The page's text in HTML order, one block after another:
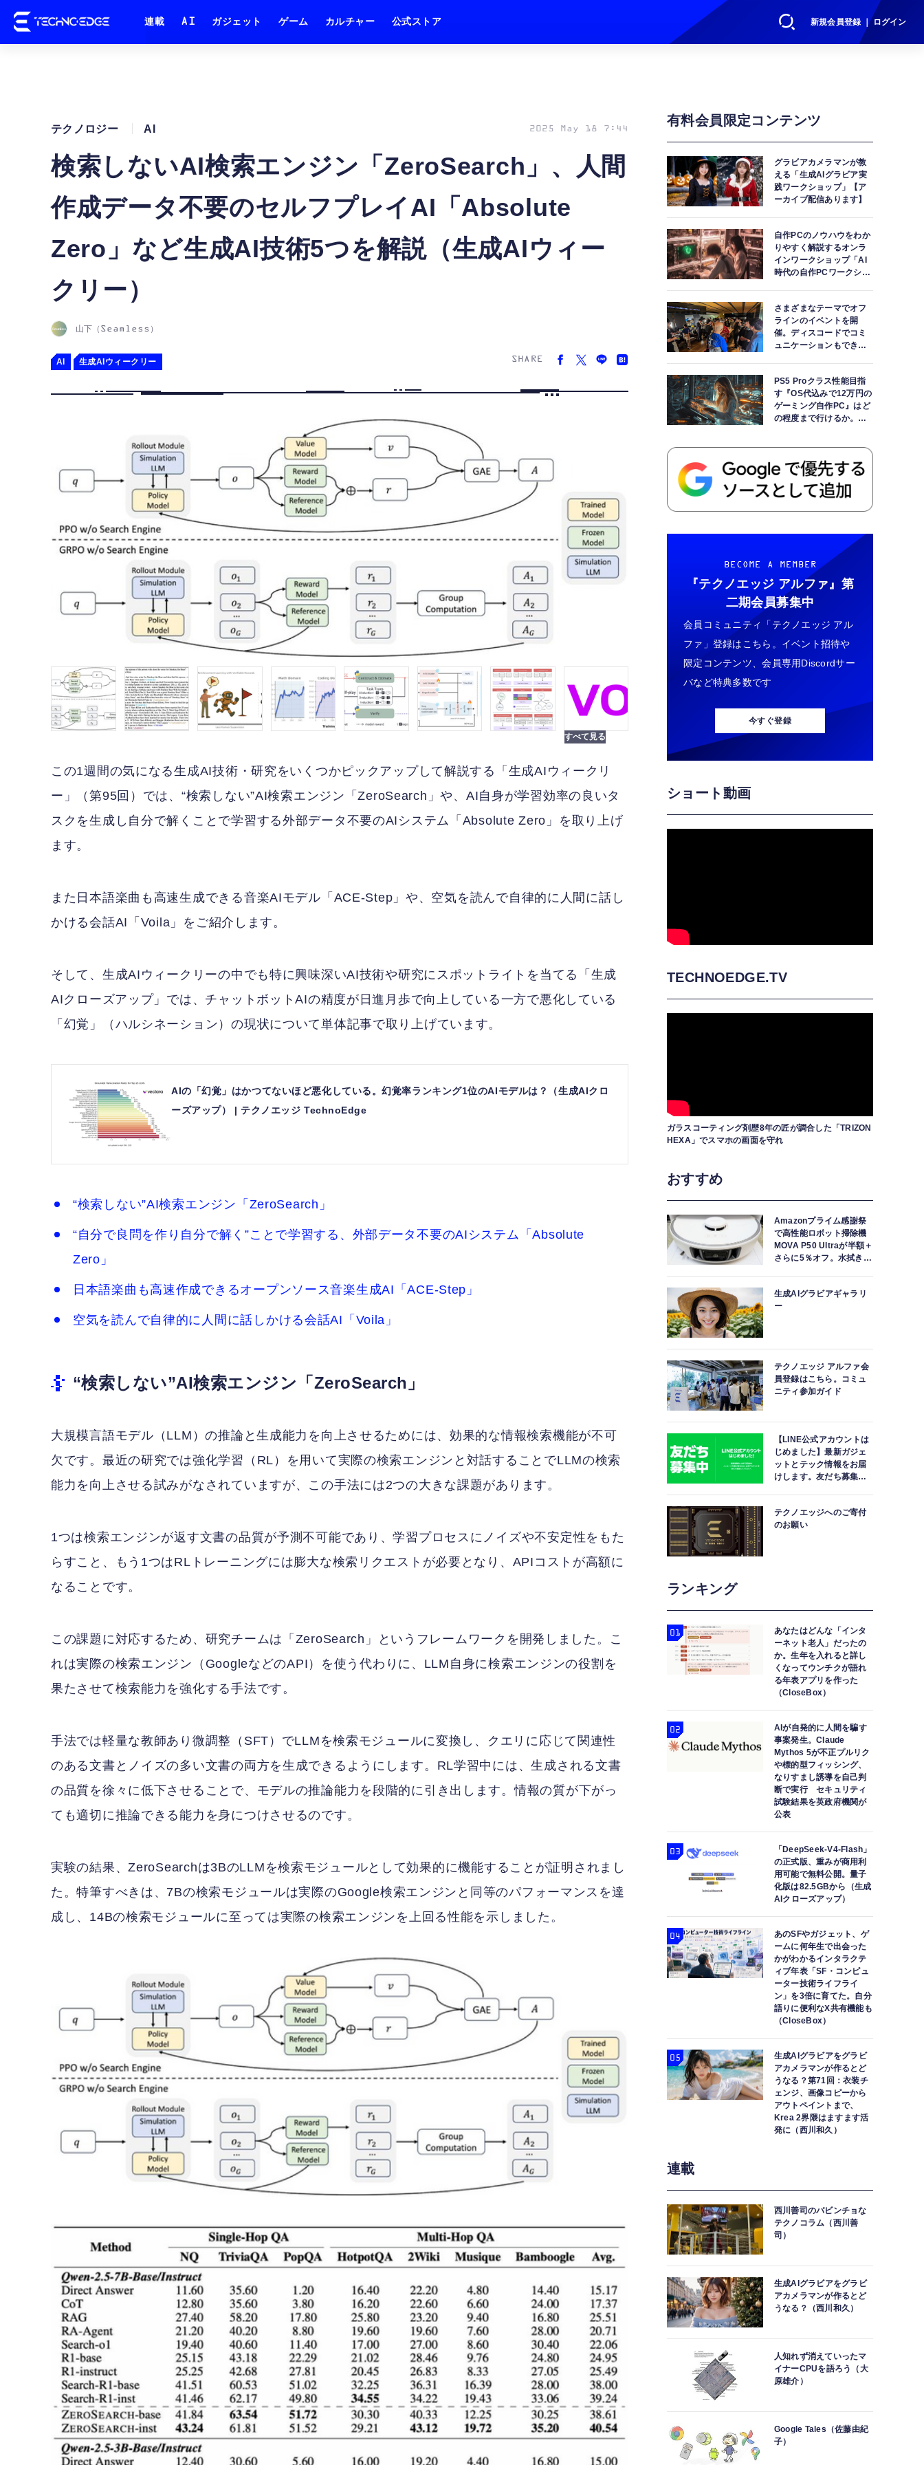
新規会員登録 ｜ ログイン
連載 AI ガジェット ゲーム カルチャー 公式ストア
検索しないAI検索エンジン「ZeroSearch」、人間
作成データ不要のセルフプレイAI「Absolute
Zero」など生成AI技術5つを解説（生成AIウィー
クリー）
テクノロジー AI 2025 May 18 7:44
山下（Seamless）
AI 生成AIウィークリー SHARE
この1週間の気になる生成AI技術・研究をいくつかピックアップして解説する「生成AIウィークリ
ー」（第95回）では、“検索しない”AI検索エンジン「ZeroSearch」や、AI自身が学習効率の良いタ
スクを生成し自分で解くことで学習する外部データ不要のAIシステム「Absolute Zero」を取り上げ
ます。
また日本語楽曲も高速生成できる音楽AIモデル「ACE-Step」や、空気を読んで自律的に人間に話し
かける会話AI「Voila」をご紹介します。
そして、生成AIウィークリーの中でも特に興味深いAI技術や研究にスポットライトを当てる「生成
AIクローズアップ」では、チャットボットAIの精度が日進月歩で向上している一方で悪化している
「幻覚」（ハルシネーション）の現状について単体記事で取り上げています。
AIの「幻覚」はかつてないほど悪化している。幻覚率ランキング1位のAIモデルは？（生成AIクロ
ーズアップ） | テクノエッジ TechnoEdge
“検索しない”AI検索エンジン「ZeroSearch」
“自分で良問を作り自分で解く”ことで学習する、外部データ不要のAIシステム「Absolute
Zero」
日本語楽曲も高速作成できるオープンソース音楽生成AI「ACE-Step」
空気を読んで自律的に人間に話しかける会話AI「Voila」
“検索しない”AI検索エンジン「ZeroSearch」
大規模言語モデル（LLM）の推論と生成能力を向上させるためには、効果的な情報検索機能が不可
欠です。最近の研究では強化学習（RL）を用いて実際の検索エンジンと対話することでLLMの検索
能力を向上させる試みがなされていますが、この手法には2つの大きな課題があります。
1つは検索エンジンが返す文書の品質が予測不可能であり、学習プロセスにノイズや不安定性をもた
らすこと、もう1つはRLトレーニングには膨大な検索リクエストが必要となり、APIコストが高額に
なることです。
この課題に対応するため、研究チームは「ZeroSearch」というフレームワークを開発しました。こ
れは実際の検索エンジン（GoogleなどのAPI）を使う代わりに、LLM自身に検索エンジンの役割を
果たさせて検索能力を強化する手法です。
手法では軽量な教師あり微調整（SFT）でLLMを検索モジュールに変換し、クエリに応じて関連性
のある文書とノイズの多い文書の両方を生成できるようにします。RL学習中には、生成される文書
の品質を徐々に低下させることで、モデルの推論能力を段階的に引き出します。情報の質が下がっ
ても適切に推論できる能力を身につけさせるのです。
実験の結果、ZeroSearchは3BのLLMを検索モジュールとして効果的に機能することが証明されまし
た。特筆すべきは、7Bの検索モジュールは実際のGoogle検索エンジンと同等のパフォーマンスを達
成し、14Bの検索モジュールに至っては実際の検索エンジンを上回る性能を示しました。
有料会員限定コンテンツ
グラビアカメラマンが教
える「生成AIグラビア実
践ワークショップ」【ア
ーカイブ配信あります】
自作PCのノウハウをわか
りやすく解説するオンラ
インワークショップ「AI
時代の自作PCワークショ
さまざまなテーマでオフ
ラインのイベントを開
催。ディスコードでコミ
ュニケーションもできま
PS5 Proクラス性能目指
す『OS代込みで12万円の
ゲーミング自作PC』はど
の程度まで行けるか。
BECOME A MEMBER
『テクノエッジ アルファ』 第
二期会員募集中
会員コミュニティ「テクノエッジ アル
ファ」登録はこちら。イベント招待や
限定コンテンツ、会員専用Discordサー
バなど特典多数です
今すぐ登録
ショート動画
TECHNOEDGE.TV
ガラスコーティング剤歴8年の匠が調合した「TRIZON
HEXA」でスマホの画面を守れ
おすすめ
Amazonプライム感謝祭
で高性能ロボット掃除機
MOVA P50 Ultraが半額＋
さらに5％オフ。水拭きモ
生成AIグラビアギャラリ
ー
テクノエッジ アルファ会
員登録はこちら。コミュ
ニティ参加ガイド
【LINE公式アカウントは
じめました】最新ガジェ
ットとテック情報をお届
けします。友だち募集
テクノエッジへのご寄付
のお願い
ランキング
あなたはどんな「インタ
ーネット老人」だったの
か。生年を入れると詳し
くなってウンチクが語れ
る年表アプリを作った
（CloseBox）
AIが自発的に人間を騙す
事案発生。Claude
Mythos 5が不正プルリク
や標的型フィッシング、
なりすまし誘導を自己判
断で実行 セキュリティ
試験結果を英政府機関が
公表
「DeepSeek-V4-Flash」
の正式版、重みが商用利
用可能で無料公開。量子
化版は82.5GBから（生成
AIクローズアップ）
あのSFやガジェット、ゲ
ームに何年生で出会った
かがわかるインタラクテ
ィブ年表「SF・コンピュ
ーター技術ライフライ
ン」を3倍に育てた。自分
語りに便利なX共有機能も
（CloseBox）
生成AIグラビアをグラビ
アカメラマンが作るとど
うなる？第71回：衣装チ
ェンジ、画像コピーから
アウトペイントまで、
Krea 2界隈はますます活
発に（西川和久）
連載
西川善司のバビンチョな
テクノコラム（西川善
司）
生成AIグラビアをグラビ
アカメラマンが作るとど
うなる？（西川和久）
人知れず消えていったマ
イナーCPUを語ろう（大
原雄介）
Google Tales（佐藤由紀
子）